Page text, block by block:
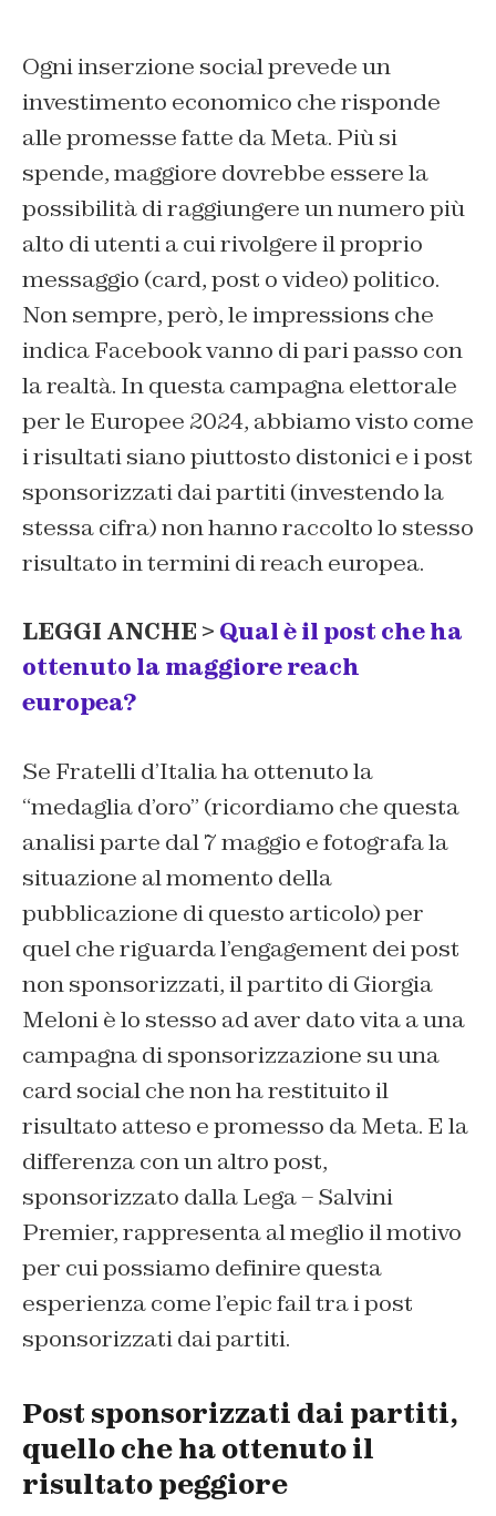
Ogni inserzione social prevede un
investimento economico che risponde
alle promesse fatte da Meta. Più si
spende, maggiore dovrebbe essere la
possibilità di raggiungere un numero più
alto di utenti a cui rivolgere il proprio
messaggio (card, post o video) politico.
Non sempre, però, le impressions che
indica Facebook vanno di pari passo con
la realtà. In questa campagna elettorale
per le Europee 2024, abbiamo visto come
i risultati siano piuttosto distonici e i post
sponsorizzati dai partiti (investendo la
stessa cifra) non hanno raccolto lo stesso
risultato in termini di reach europea.
LEGGI ANCHE > Qual è il post che ha
ottenuto la maggiore reach
europea?
Se Fratelli d’Italia ha ottenuto la
“medaglia d’oro” (ricordiamo che questa
analisi parte dal 7 maggio e fotografa la
situazione al momento della
pubblicazione di questo articolo) per
quel che riguarda l’engagement dei post
non sponsorizzati, il partito di Giorgia
Meloni è lo stesso ad aver dato vita a una
campagna di sponsorizzazione su una
card social che non ha restituito il
risultato atteso e promesso da Meta. E la
differenza con un altro post,
sponsorizzato dalla Lega – Salvini
Premier, rappresenta al meglio il motivo
per cui possiamo definire questa
esperienza come l’epic fail tra i post
sponsorizzati dai partiti.
Post sponsorizzati dai partiti,
quello che ha ottenuto il
risultato peggiore